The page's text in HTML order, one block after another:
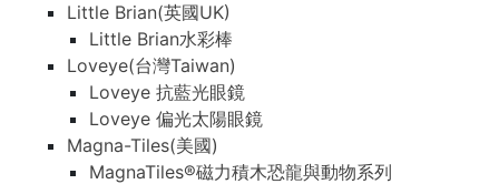
Little Brian(英國UK)
Little Brian水彩棒
Loveye(台灣Taiwan)
Loveye 抗藍光眼鏡
Loveye 偏光太陽眼鏡
Magna-Tiles(美國)
MagnaTiles®磁力積木恐龍與動物系列